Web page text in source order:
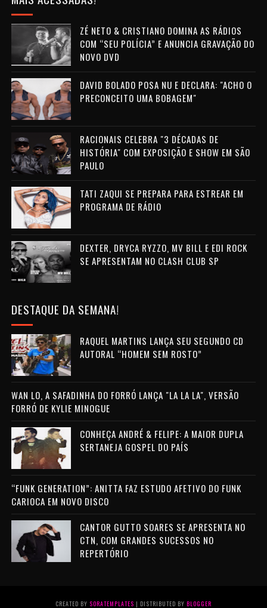
ZÉ NETO & CRISTIANO DOMINA AS RÁDIOS
COM “SEU POLÍCIA” E ANUNCIA GRAVAÇÃO DO
NOVO DVD
DAVID BOLADO POSA NU E DECLARA: "ACHO O
PRECONCEITO UMA BOBAGEM"
RACIONAIS CELEBRA "3 DÉCADAS DE
HISTÓRIA" COM EXPOSIÇÃO E SHOW EM SÃO
PAULO
TATI ZAQUI SE PREPARA PARA ESTREAR EM
PROGRAMA DE RÁDIO
DEXTER, DRYCA RYZZO, MV BILL E EDI ROCK
SE APRESENTAM NO CLASH CLUB SP
DESTAQUE DA SEMANA!
RAQUEL MARTINS LANÇA SEU SEGUNDO CD
AUTORAL “HOMEM SEM ROSTO”
WAN LO, A SAFADINHA DO FORRÓ LANÇA "LA LA LA", VERSÃO
FORRÓ DE KYLIE MINOGUE
CONHEÇA ANDRÉ & FELIPE: A MAIOR DUPLA
SERTANEJA GOSPEL DO PAÍS
“FUNK GENERATION”: ANITTA FAZ ESTUDO AFETIVO DO FUNK
CARIOCA EM NOVO DISCO
CANTOR GUTTO SOARES SE APRESENTA NO
CTN, COM GRANDES SUCESSOS NO
REPERTÓRIO
CREATED BY SORATEMPLATES | DISTRIBUTED BY BLOGGER